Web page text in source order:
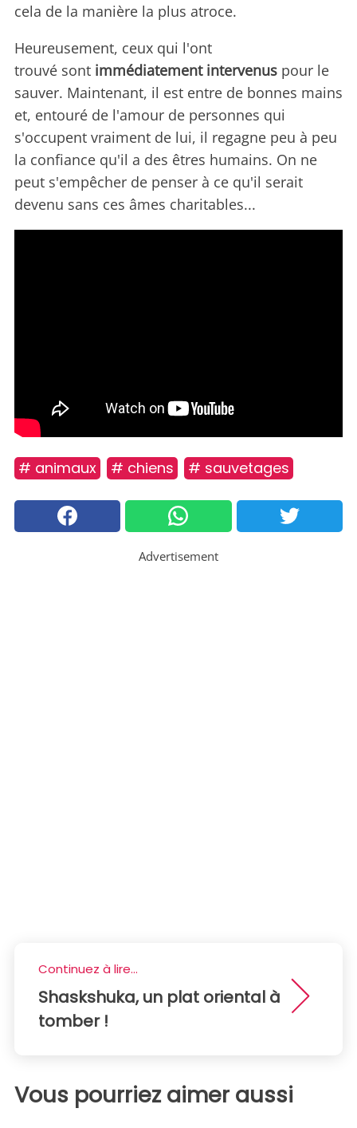
cela de la manière la plus atroce.
Heureusement, ceux qui l'ont
trouvé sont immédiatement intervenus pour le
sauver. Maintenant, il est entre de bonnes mains
et, entouré de l'amour de personnes qui
s'occupent vraiment de lui, il regagne peu à peu
la confiance qu'il a des êtres humains. On ne
peut s'empêcher de penser à ce qu'il serait
devenu sans ces âmes charitables...
# animaux # chiens # sauvetages
Advertisement
Continuez à lire...
Shaskshuka, un plat oriental à
tomber !
Vous pourriez aimer aussi